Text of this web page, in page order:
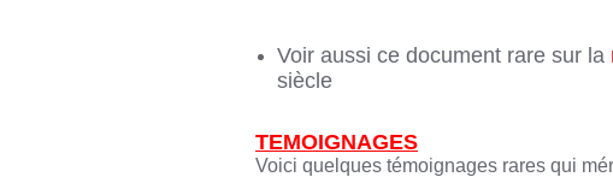
Voir aussi ce document rare sur la
siècle
TEMOIGNAGES
Voici quelques témoignages rares qui